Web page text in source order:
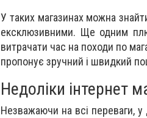
У таких магазинах можна
ексклюзивними. Ще одним
витрачати час на походи по
пропонує зручний і швидкий
Недоліки інтернет
Незважаючи на всі переваги,